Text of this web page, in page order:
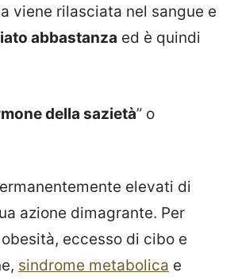
viene rilasciata nel sangue e
abbastanza ed è quindi
della sazietà” o
elevati di
azione dimagrante. Per
eccesso di cibo e
sindrome metabolica e